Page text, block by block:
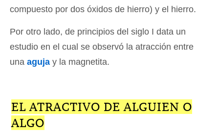
compuesto por dos óxidos de hierro) y el hierro.
Por otro lado, de principios del siglo I data un
estudio en el cual se observó la atracción entre
una aguja y la magnetita.
EL ATRACTIVO DE ALGUIEN O
ALGO